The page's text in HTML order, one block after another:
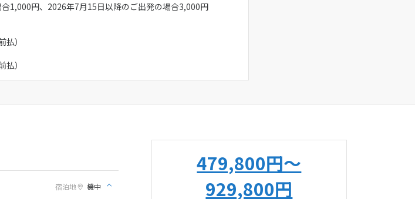
1,000円、2026年7月15日以降のご出発の場合3,000円
）
）
宿泊地 機中
479,800円〜
929,800円